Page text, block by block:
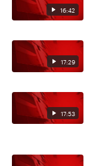
16:42
17:29
17:53